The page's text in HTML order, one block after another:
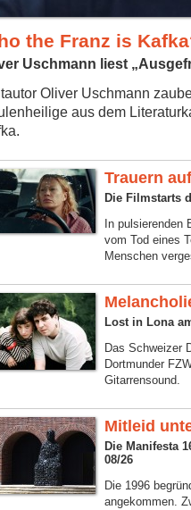
the Franz is
Uschmann liest
Oliver Uschmann
aus dem
Trauern
Die Filmstarts
In pulsierenden
vom Tod eines
Menschen
Lost in Lona
Das Schweizer
Dortmunder
Gitarrensound.
Mitleid
Die Manifesta
08/26
Die 1996
angekommen.